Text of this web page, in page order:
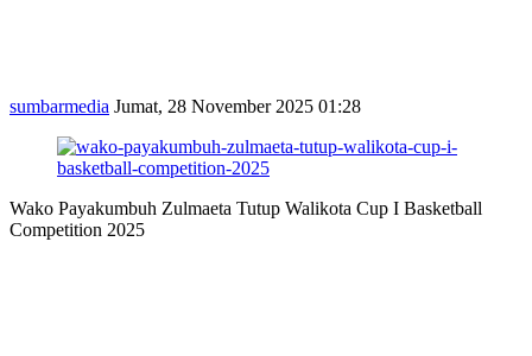
sumbarmedia Jumat, 28 November 2025 01:28
Wako Payakumbuh Zulmaeta Tutup Walikota Cup I Basketball
Competition 2025